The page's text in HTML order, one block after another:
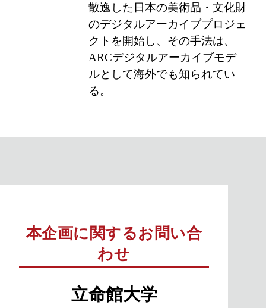
散逸した日本の美術品・文化財
のデジタルアーカイブプロジェ
クトを開始し、その手法は、
ARCデジタルアーカイブモデ
ルとして海外でも知られてい
る。
本企画に関するお問い合
わせ
立命館大学